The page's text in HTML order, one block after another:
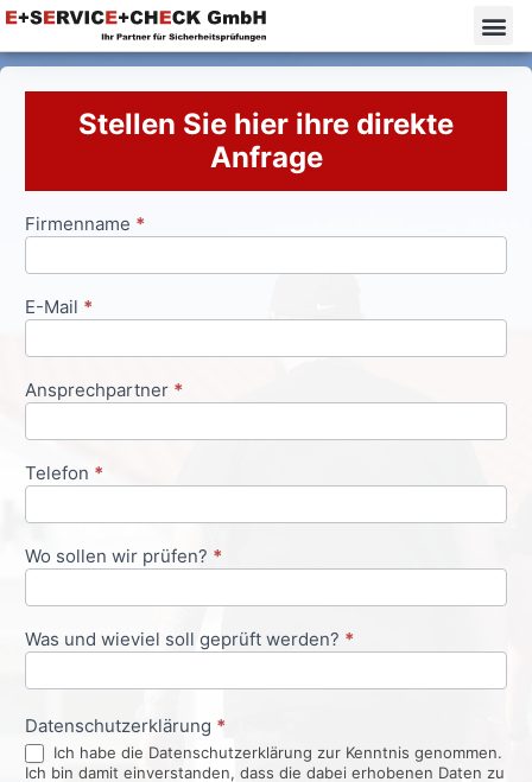
Stellen Sie hier ihre direkte
Anfrage
Anfrageformular
Firmenname *
E-Mail *
Ansprechpartner *
Telefon *
Wo sollen wir prüfen? *
Was und wieviel soll geprüft werden? *
Datenschutzerklärung *
Ich habe die Datenschutzerklärung zur Kenntnis genommen.
Ich bin damit einverstanden, dass die dabei erhobenen Daten zu